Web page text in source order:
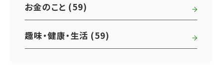
お金のこと (59)
趣味・健康・生活 (59)